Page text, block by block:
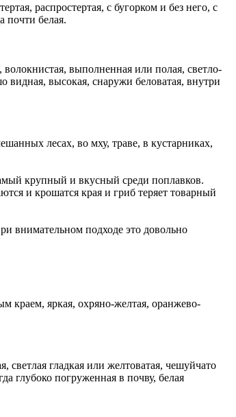
распростертая, с бугорком и без него, с
почти белая.
выполненная или полая, светло-
видная, высокая, снаружи беловатая, внутри
лесах, во мху, траве, в кустарниках,
крупный и вкусный среди поплавков.
и крошатся края и гриб теряет товарный
внимательном подходе это довольно
краем, яркая, охряно-желтая, оранжево-
гладкая или желтоватая, чешуйчато
глубоко погруженная в почву, белая